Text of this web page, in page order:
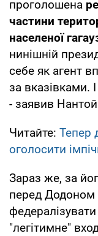
проголошена
частини
населеної
нинішній
себе як агент
за вказівками.
- заявив
Читайте: Тепер
оголосити
Зараз же, за
перед Додоном
"легітимне"